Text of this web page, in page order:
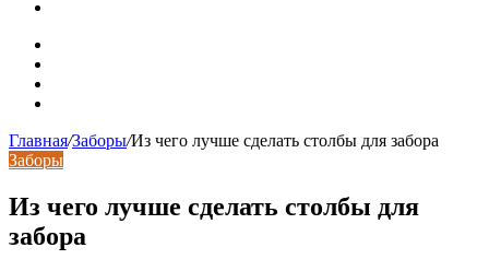
Главная/Заборы/Из чего лучше сделать столбы для забора
Заборы
Из чего лучше сделать столбы для
забора